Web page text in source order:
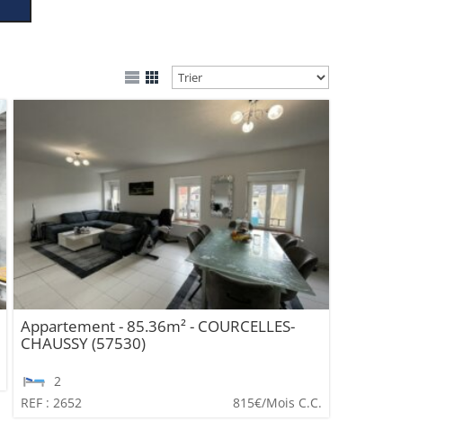
Appartement - 85.36m² - COURCELLES-
CHAUSSY (57530)
2
REF : 2652
815€/Mois C.C.